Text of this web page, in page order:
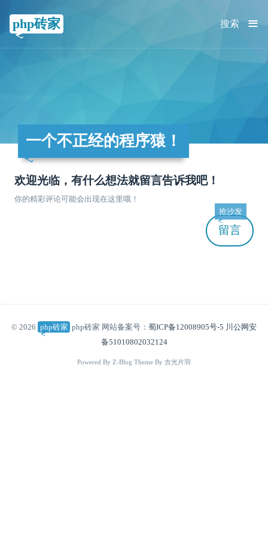
php砖家 ≡
搜索
一个不正经的程序猿！
欢迎光临，有什么想法就留言告诉我吧！
你的精彩评论可能会出现在这里哦！
留言
抢沙发
© 2026 php砖家 php砖家 网站备案号：蜀ICP备12008905号-5 川公网安
备51010802032124
Powered By Z-Blog Theme By 吉光片羽